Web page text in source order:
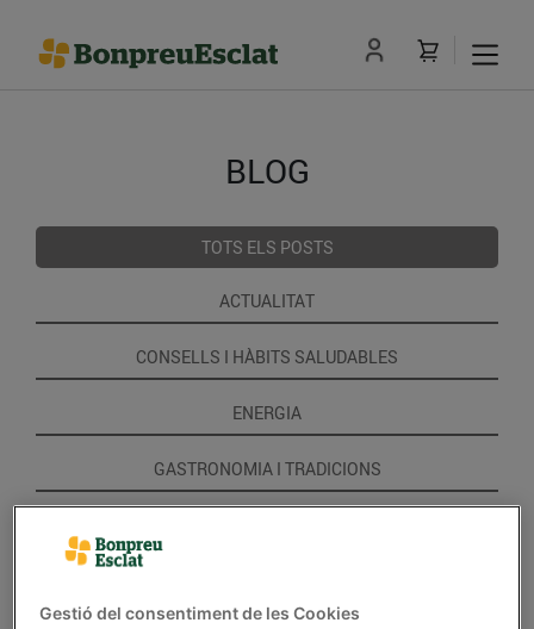
BLOG
TOTS ELS POSTS
ACTUALITAT
CONSELLS I HÀBITS SALUDABLES
ENERGIA
GASTRONOMIA I TRADICIONS
Gestió del consentiment de les Cookies